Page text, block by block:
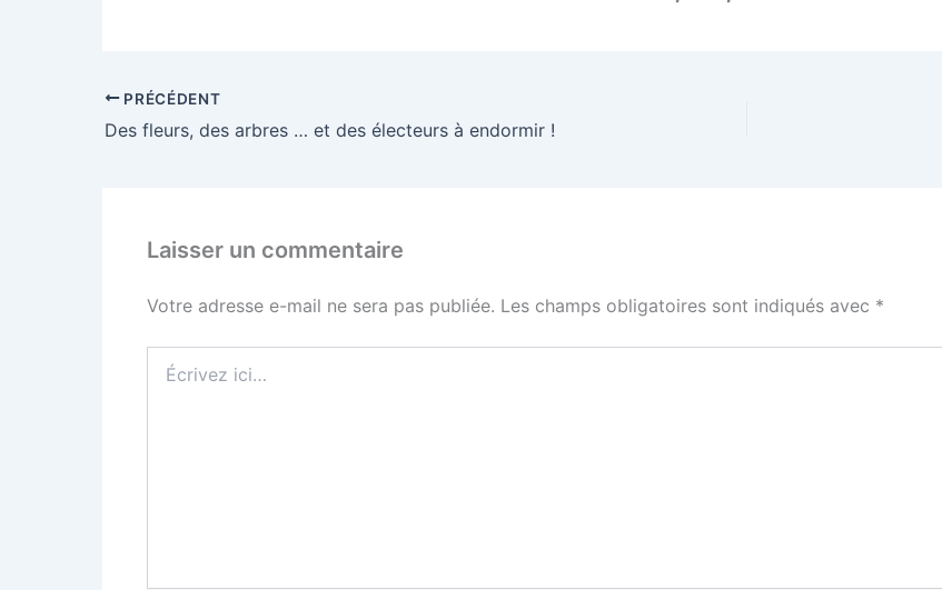
PRÉCÉDENT
Des fleurs, des arbres … et des électeurs à endormir !
Laisser un commentaire
Votre adresse e-mail ne sera pas publiée. Les champs obligatoires sont indiqués avec *
ici…